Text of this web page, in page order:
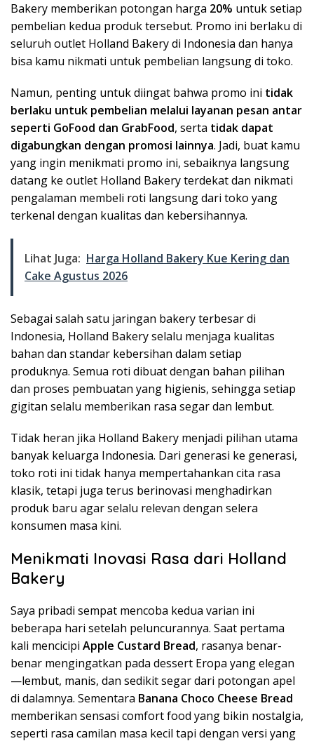
Bakery memberikan potongan harga 20% untuk setiap
pembelian kedua produk tersebut. Promo ini berlaku di
seluruh outlet Holland Bakery di Indonesia dan hanya
bisa kamu nikmati untuk pembelian langsung di toko.
Namun, penting untuk diingat bahwa promo ini tidak
berlaku untuk pembelian melalui layanan pesan antar
seperti GoFood dan GrabFood, serta tidak dapat
digabungkan dengan promosi lainnya. Jadi, buat kamu
yang ingin menikmati promo ini, sebaiknya langsung
datang ke outlet Holland Bakery terdekat dan nikmati
pengalaman membeli roti langsung dari toko yang
terkenal dengan kualitas dan kebersihannya.
Lihat Juga: Harga Holland Bakery Kue Kering dan
Cake Agustus 2026
Sebagai salah satu jaringan bakery terbesar di
Indonesia, Holland Bakery selalu menjaga kualitas
bahan dan standar kebersihan dalam setiap
produknya. Semua roti dibuat dengan bahan pilihan
dan proses pembuatan yang higienis, sehingga setiap
gigitan selalu memberikan rasa segar dan lembut.
Tidak heran jika Holland Bakery menjadi pilihan utama
banyak keluarga Indonesia. Dari generasi ke generasi,
toko roti ini tidak hanya mempertahankan cita rasa
klasik, tetapi juga terus berinovasi menghadirkan
produk baru agar selalu relevan dengan selera
konsumen masa kini.
Menikmati Inovasi Rasa dari Holland
Bakery
Saya pribadi sempat mencoba kedua varian ini
beberapa hari setelah peluncurannya. Saat pertama
kali mencicipi Apple Custard Bread, rasanya benar-
benar mengingatkan pada dessert Eropa yang elegan
—lembut, manis, dan sedikit segar dari potongan apel
di dalamnya. Sementara Banana Choco Cheese Bread
memberikan sensasi comfort food yang bikin nostalgia,
seperti rasa camilan masa kecil tapi dengan versi yang